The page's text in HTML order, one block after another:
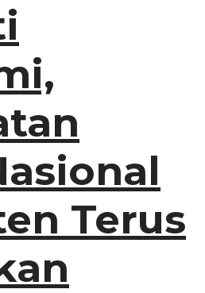
Terus